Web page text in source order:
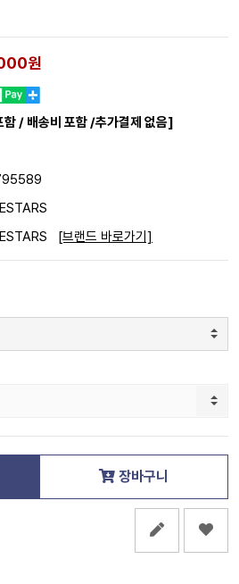
원
함 / 배송비 포함 /추가결제 없음]
[브랜드 바로가기]
장바구니